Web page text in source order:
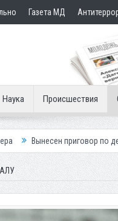
Газета МД
Наука Происшествия
по делу о